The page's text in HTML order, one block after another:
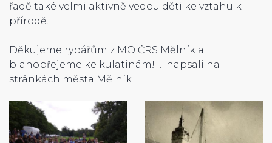
řadě také velmi aktivně vedou děti ke vztahu k
přírodě.
Děkujeme rybářům z MO ČRS Mělník a
blahopřejeme ke kulatinám! … napsali na
stránkách města Mělník